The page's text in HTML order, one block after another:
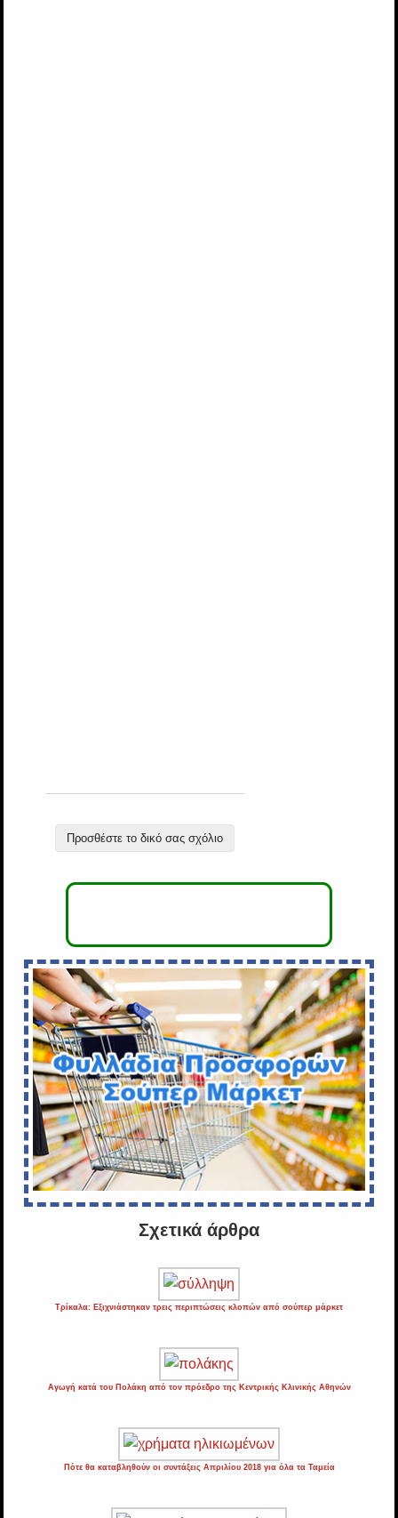
Προσθέστε το δικό σας σχόλιο
Σχετικά άρθρα
Τρίκαλα: Εξιχνιάστηκαν τρεις περιπτώσεις κλοπών από σούπερ μάρκετ
Αγωγή κατά του Πολάκη από τον πρόεδρο της Κεντρικής Κλινικής Αθηνών
Πότε θα καταβληθούν οι συντάξεις Απριλίου 2018 για όλα τα Ταμεία